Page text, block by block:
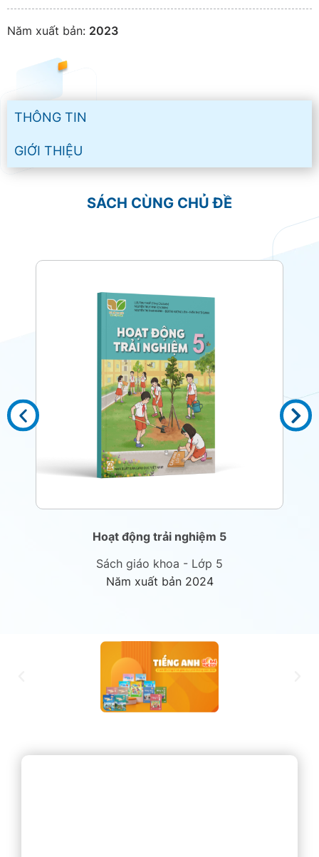
Năm xuất bản: 2023
THÔNG TIN
GIỚI THIỆU
SÁCH CÙNG CHỦ ĐỀ
Hoạt động trải nghiệm 5
Sách giáo khoa - Lớp 5
Năm xuất bản 2024